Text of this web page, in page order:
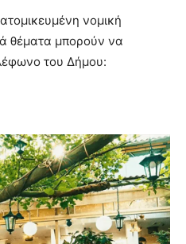
νομική
θέματα μπορούν να
του Δήμου: